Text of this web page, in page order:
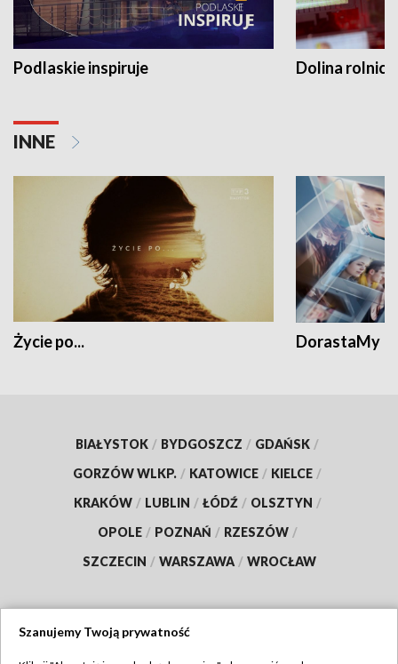
Podlaskie inspiruje Dolina
INNE
Życie po... DorastaMy
BIAŁYSTOK / BYDGOSZCZ / GDAŃSK /
GORZÓW WLKP. / KATOWICE / KIELCE /
KRAKÓW / LUBLIN / ŁÓDŹ / OLSZTYN /
OPOLE / POZNAŃ / RZESZÓW /
SZCZECIN / WARSZAWA / WROCŁAW
Szanujemy Twoją prywatność